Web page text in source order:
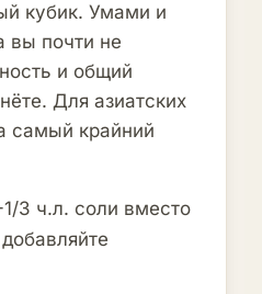
кубик. Умами и
вы почти не
и общий
Для азиатских
самый крайний
3 ч.л. соли вместо